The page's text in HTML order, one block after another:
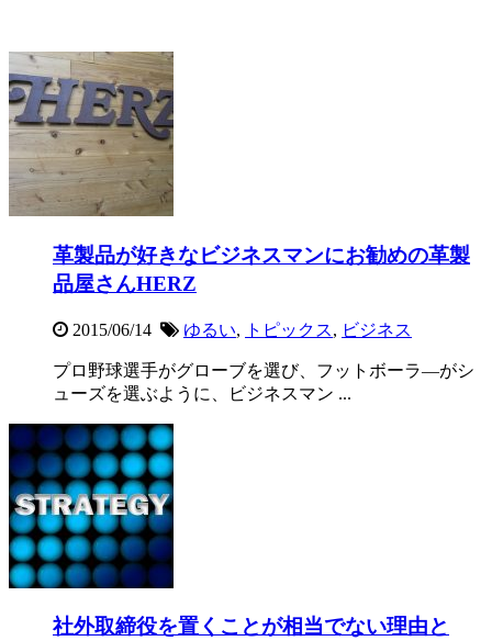
革製品が好きなビジネスマンにお勧めの革製
品屋さんHERZ
2015/06/14 ゆるい, トピックス, ビジネス
プロ野球選手がグローブを選び、フットボーラ―がシ
ューズを選ぶように、ビジネスマン ...
社外取締役を置くことが相当でない理由と